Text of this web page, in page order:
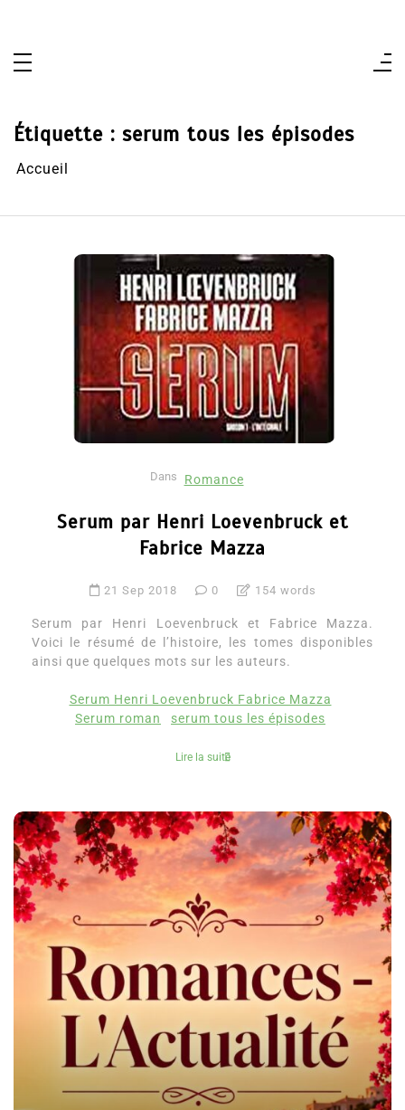
Étiquette : serum tous les épisodes
Accueil
Dans Romance
Serum par Henri Loevenbruck et
Fabrice Mazza
21 Sep 2018 0 154 words
Serum par Henri Loevenbruck et Fabrice Mazza.
Voici le résumé de l’histoire, les tomes disponibles
ainsi que quelques mots sur les auteurs.
Serum Henri Loevenbruck Fabrice Mazza
Serum roman
serum tous les épisodes
Lire la suite